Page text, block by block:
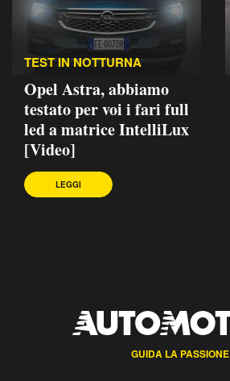
TEST IN NOTTURNA
Opel Astra, abbiamo
testato per voi i fari full
led a matrice IntelliLux
[Video]
LEGGI
GUIDA LA PASSIONE